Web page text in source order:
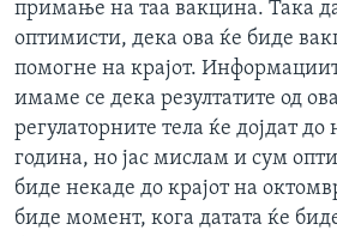
примање на таа вакцина. Така
оптимисти, дека ова ќе биде
помогне на крајот.
имаме се дека резултатите од
регулаторните тела ќе дојдат до
година, но јас мислам и сум
биде некаде до крајот на
биде момент, кога датата ќе